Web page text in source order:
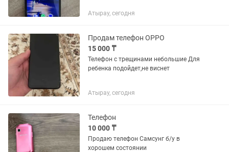
Атырау, сегодня
Продам телефон OPPO
15 000 ₸
Телефон с трещинами небольшие Для
ребенка подойдет,не виснет
Атырау, сегодня
Телефон
10 000 ₸
Продаю телефон Самсунг б/у в
хорошем состоянии